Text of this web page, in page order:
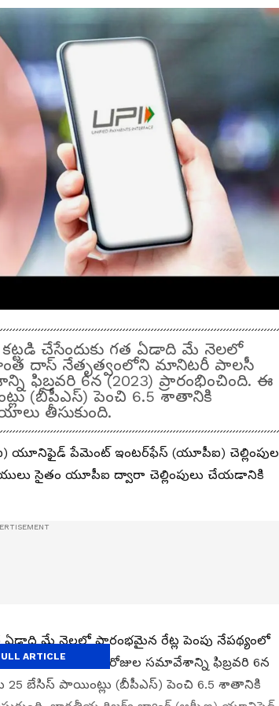
కట్టడి చేసేందుకు గత ఏడాది మే నెలలో
దాస్ నేతృత్వంలోని మానిటరీ పాలసీ
ఫిబ్రవరి 6న (2023) ప్రారంభించింది. ఈ
(బీపీఎస్) పెంచి 6.5 శాతానికి
తీసుకుంది.
యూనిఫైడ్‌ పేమెంట్‌ ఇంటర్‌ఫేస్‌ (యూపీఐ) చెల్లింపుల
సైతం యూపీఐ ద్వారా చెల్లింపులు చేయ‌డానికి
ఏడాది మే నెలలో ప్రారంభమైన రేట్ల పెంపు నేపథ్యంలో
(ఎంపీసీ) మూడు రోజుల సమావేశాన్ని ఫిబ్రవరి 6న
25 బేసిస్ పాయింట్లు (బీపీఎస్) పెంచి 6.5 శాతానికి
ARTICLE